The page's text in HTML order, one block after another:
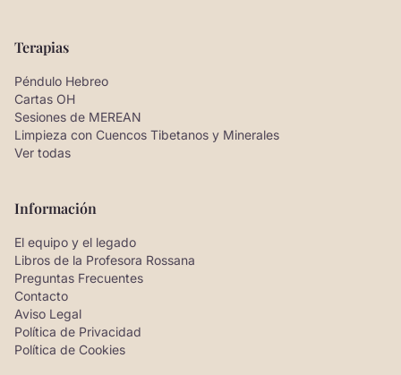
Terapias
Péndulo Hebreo
Cartas OH
Sesiones de MEREAN
Limpieza con Cuencos Tibetanos y Minerales
Ver todas
Información
El equipo y el legado
Libros de la Profesora Rossana
Preguntas Frecuentes
Contacto
Aviso Legal
Política de Privacidad
Política de Cookies